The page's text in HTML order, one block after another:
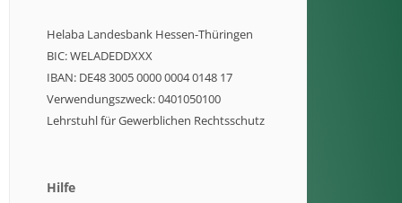
Helaba Landesbank Hessen-Thüringen
BIC: WELADEDDXXX
IBAN: DE48 3005 0000 0004 0148 17
Verwendungszweck: 0401050100
Lehrstuhl für Gewerblichen Rechtsschutz
Hilfe